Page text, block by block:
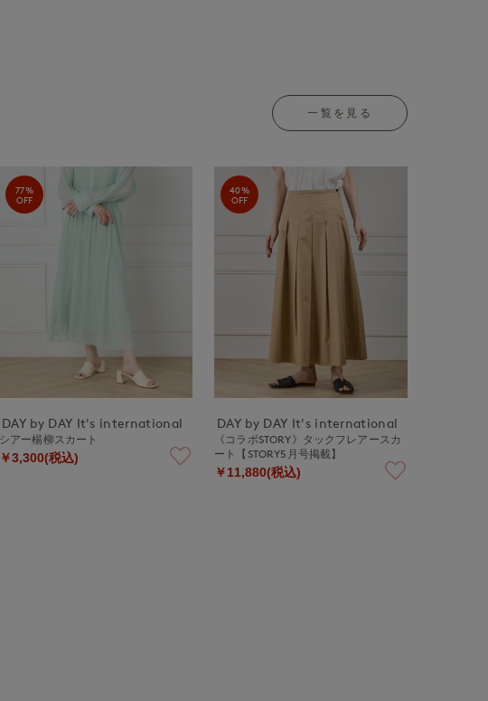
一覧を見る
77%
OFF
DAY by DAY It's international
シアー楊柳スカート
￥3,300(税込)
40%
OFF
DAY by DAY It's international
《コラボSTORY》タックフレアースカ
ート【STORY5月号掲載】
￥11,880(税込)